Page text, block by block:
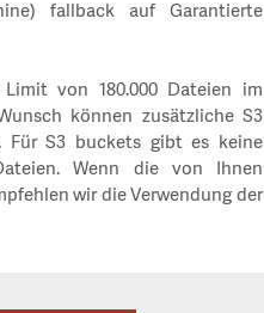
fallback auf Garantierte
von 180.000 Dateien im
können zusätzliche S3
Für S3 buckets gibt es keine
Wenn die von Ihnen
wir die Verwendung der